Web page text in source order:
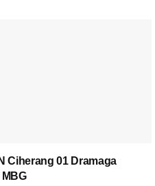
Ciherang 01 Dramaga